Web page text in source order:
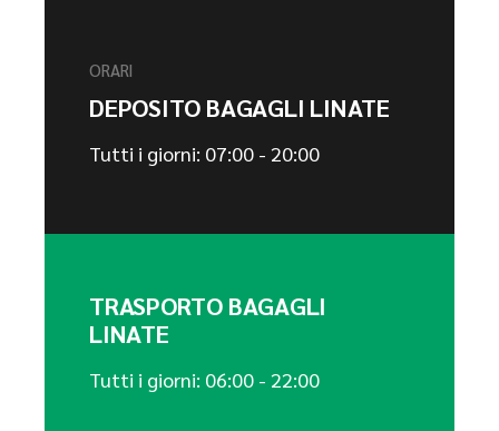
ORARI
DEPOSITO BAGAGLI LINATE
Tutti i giorni: 07:00 - 20:00
TRASPORTO BAGAGLI
LINATE
Tutti i giorni: 06:00 - 22:00